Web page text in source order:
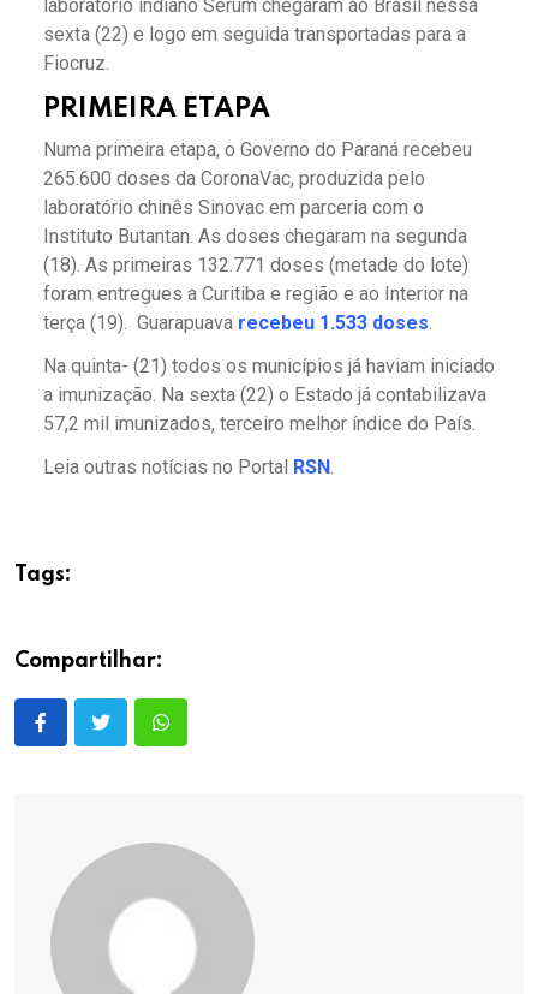
laboratório indiano Serum chegaram ao Brasil nessa
sexta (22) e logo em seguida transportadas para a
Fiocruz.
PRIMEIRA ETAPA
Numa primeira etapa, o Governo do Paraná recebeu
265.600 doses da CoronaVac, produzida pelo
laboratório chinês Sinovac em parceria com o
Instituto Butantan. As doses chegaram na segunda
(18). As primeiras 132.771 doses (metade do lote)
foram entregues a Curitiba e região e ao Interior na
terça (19). Guarapuava recebeu 1.533 doses.
Na quinta- (21) todos os municípios já haviam iniciado
a imunização. Na sexta (22) o Estado já contabilizava
57,2 mil imunizados, terceiro melhor índice do País.
Leia outras notícias no Portal RSN.
Tags:
Compartilhar: